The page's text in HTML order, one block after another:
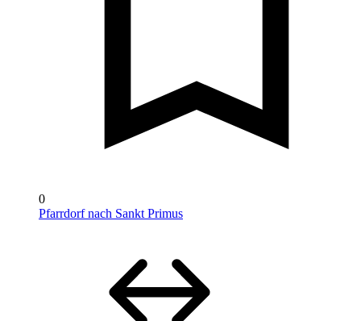
0
Pfarrdorf nach Sankt Primus